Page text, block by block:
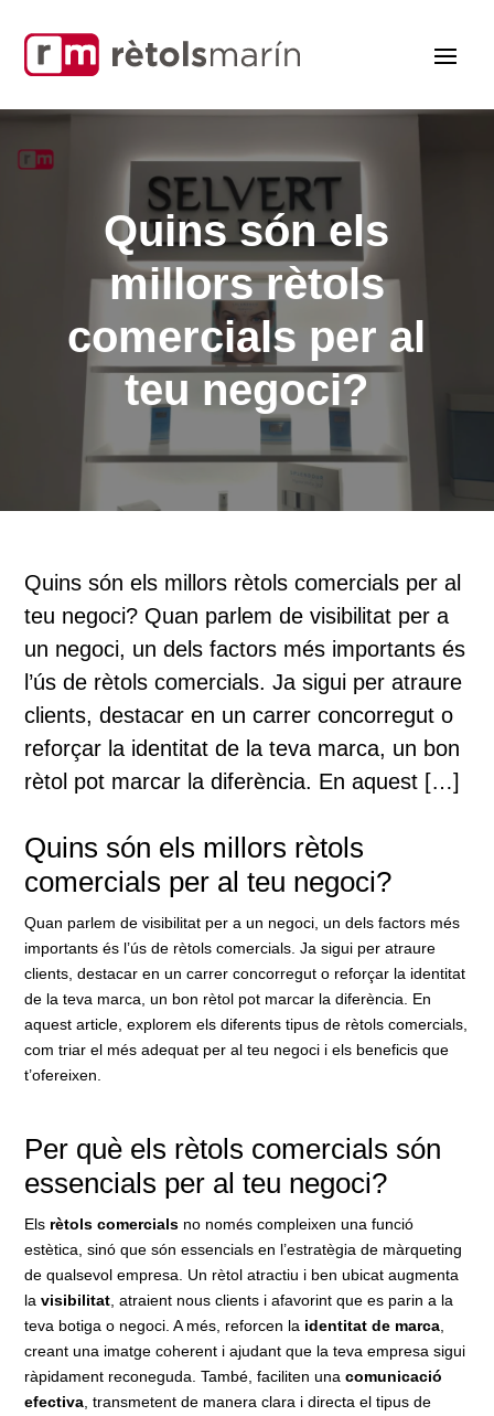
Quins són els
millors rètols
comercials per al
teu negoci?
Quins són els millors rètols comercials per al
teu negoci? Quan parlem de visibilitat per a
un negoci, un dels factors més importants és
l’ús de rètols comercials. Ja sigui per atraure
clients, destacar en un carrer concorregut o
reforçar la identitat de la teva marca, un bon
rètol pot marcar la diferència. En aquest […]
Quins són els millors rètols
comercials per al teu negoci?
Quan parlem de visibilitat per a un negoci, un dels factors més
importants és l’ús de rètols comercials. Ja sigui per atraure
clients, destacar en un carrer concorregut o reforçar la identitat
de la teva marca, un bon rètol pot marcar la diferència. En
aquest article, explorem els diferents tipus de rètols comercials,
com triar el més adequat per al teu negoci i els beneficis que
t’ofereixen.
Per què els rètols comercials són
essencials per al teu negoci?
Els rètols comercials no només compleixen una funció
estètica, sinó que són essencials en l’estratègia de màrqueting
de qualsevol empresa. Un rètol atractiu i ben ubicat augmenta
lavisibilitat , atraient nous clients i afavorint que es parin a la
teva botiga o negoci. A més, reforcen la identitat de marca
creant una imatge coherent i ajudant que la teva empresa sigui
ràpidament reconeguda. També, faciliten unacomunicació
efectiva , transmetent de manera clara i directa el tipus de